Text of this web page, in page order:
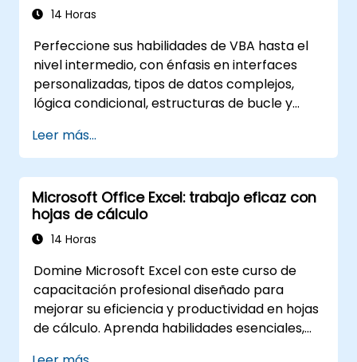
14 Horas
Perfeccione sus habilidades de VBA hasta el
nivel intermedio, con énfasis en interfaces
personalizadas, tipos de datos complejos,
lógica condicional, estructuras de bucle y
formación práctica de Excel VBA enseña
manejo robusto de errores, optimización del
rendimiento, UserForms (formularios
personalizados) de VBA y automatización de
flujos de trabajo mediante ejercicios
prácticos, cerrando la brecha desde macros
automatización para analistas de datos,
especialistas en informes y usuarios
empresariales que buscan potenciar las
capacidades de sus hojas de cálculo.
Leer más...
Microsoft Office Excel: trabajo eficaz con
hojas de cálculo
14 Horas
Domine Microsoft Excel con este curso de
capacitación profesional diseñado para
mejorar su eficiencia y productividad en hojas
de cálculo. Aprenda habilidades esenciales,